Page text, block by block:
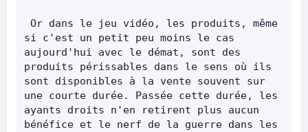
si c'est un petit peu moins le cas
aujourd'hui avec le démat, sont des
produits périssables dans le sens où ils
sont disponibles à la vente souvent sur
une courte durée. Passée cette durée, les
ayants droits n'en retirent plus aucun
bénéfice et le nerf de la guerre dans les